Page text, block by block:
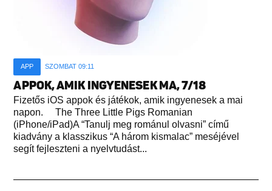
APP SZOMBAT 09:11
APPOK, AMIK INGYENESEK MA, 7/18
Fizetős iOS appok és játékok, amik ingyenesek a mai
napon. The Three Little Pigs Romanian
(iPhone/iPad)A “Tanulj meg románul olvasni” című
kiadvány a klasszikus “A három kismalac” meséjével
segít fejleszteni a nyelvtudást...